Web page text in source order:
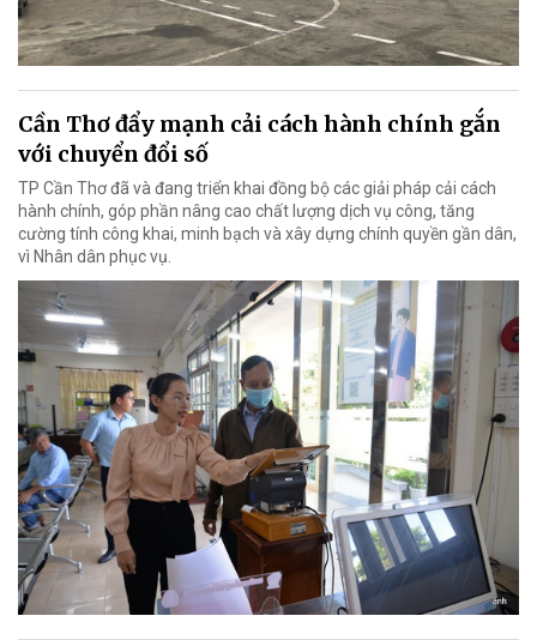
Cần Thơ đẩy mạnh cải cách hành chính gắn
với chuyển đổi số
TP Cần Thơ đã và đang triển khai đồng bộ các giải pháp cải cách
hành chính, góp phần nâng cao chất lượng dịch vụ công, tăng
cường tính công khai, minh bạch và xây dựng chính quyền gần dân,
vì Nhân dân phục vụ.